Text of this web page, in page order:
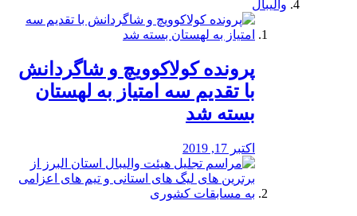
والیبال
پرونده کولاکوویچ و شاگردانش
با تقدیم سه امتیاز به لهستان
بسته شد
اکتبر 17, 2019